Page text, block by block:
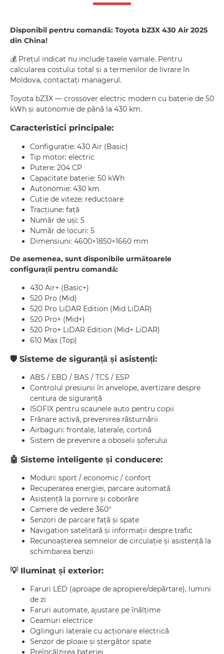
Disponibil pentru comandă: Toyota bZ3X 430 Air 2025
din China!
💰 Prețul indicat nu include taxele vamale. Pentru
calcularea costului total și a termenilor de livrare în
Moldova, contactați managerul.
Toyota bZ3X — crossover electric modern cu baterie de 50
kWh și autonomie de până la 430 km.
Caracteristici principale:
Configurație: 430 Air (Basic)
Tip motor: electric
Putere: 204 CP
Capacitate baterie: 50 kWh
Autonomie: 430 km
Cutie de viteze: reductoare
Tracțiune: față
Număr de uși: 5
Număr de locuri: 5
Dimensiuni: 4600×1850×1660 mm
De asemenea, sunt disponibile următoarele
configurații pentru comandă:
430 Air+ (Basic+)
520 Pro (Mid)
520 Pro LiDAR Edition (Mid LiDAR)
520 Pro+ (Mid+)
520 Pro+ LiDAR Edition (Mid+ LiDAR)
610 Max (Top)
🛡 Sisteme de siguranță și asistenți:
ABS / EBD / BAS / TCS / ESP
Controlul presiunii în anvelope, avertizare despre
centura de siguranță
ISOFIX pentru scaunele auto pentru copii
Frânare activă, prevenirea răsturnării
Airbaguri: frontale, laterale, cortină
Sistem de prevenire a oboselii șoferului
🤖 Sisteme inteligente și conducere:
Moduri: sport / economic / confort
Recuperarea energiei, parcare automată
Asistență la pornire și coborâre
Camere de vedere 360°
Senzori de parcare față și spate
Navigation satelitară și informații despre trafic
Recunoașterea semnelor de circulație și asistență la
schimbarea benzii
💡 Iluminat și exterior:
Faruri LED (aproape de apropiere/depărtare), lumini
de zi
Faruri automate, ajustare pe înălțime
Geamuri electrice
Oglinguri laterale cu acționare electrică
Senzor de ploaie și ștergător spate
Preîncălzirea bateriei